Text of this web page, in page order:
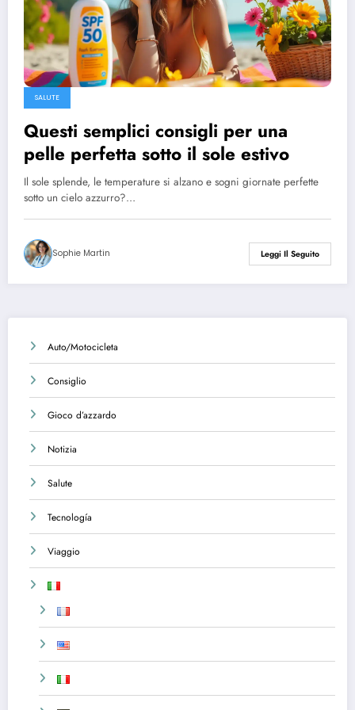
SALUTE
Questi semplici consigli per una
pelle perfetta sotto il sole estivo
Il sole splende, le temperature si alzano e sogni giornate perfette
sotto un cielo azzurro?…
Sophie Martin Leggi Il Seguito
Auto/Motocicleta
Consiglio
Gioco d’azzardo
Notizia
Salute
Tecnología
Viaggio